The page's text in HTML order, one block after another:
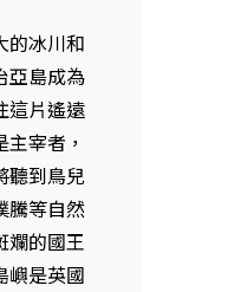
的冰川和
亞島成為
這片遙遠
宰者，
聽到鳥兒
騰等自然
斕的國王
嶼是英國